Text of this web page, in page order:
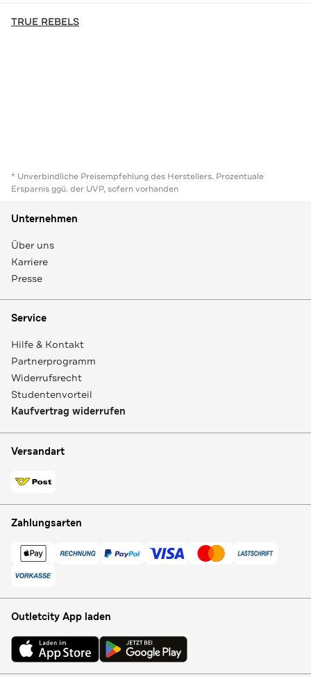
TRUE REBELS
* Unverbindliche Preisempfehlung des Herstellers. Prozentuale
Ersparnis ggü. der UVP, sofern vorhanden
Unternehmen
Über uns
Karriere
Presse
Service
Hilfe & Kontakt
Partnerprogramm
Widerrufsrecht
Studentenvorteil
Kaufvertrag widerrufen
Versandart
Zahlungsarten
Outletcity App laden